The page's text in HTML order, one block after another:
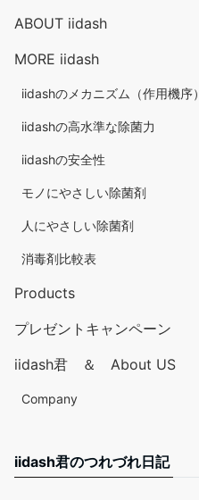
ABOUT iidash
MORE iidash
iidashのメカニズム（作用機序）
iidashの高水準な除菌力
iidashの安全性
モノにやさしい除菌剤
人にやさしい除菌剤
消毒剤比較表
Products
プレゼントキャンペーン
iidash君 ＆ About US
Company
iidash君のつれづれ日記